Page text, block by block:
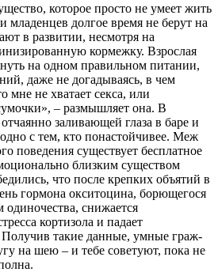
которое просто не умеет жить
младенцев долгое время не берут на
в развитии, несмотря на
кормежку. Взрослая
на одном правильном питании,
даже не догадываясь, в чем
мне не хватает секса, или
– размышляет она. В
заливающей глаза в баре и
с тем, кто понастойчивее. Меж
поведения существует бесплатное
близким существом
что после крепких объятий в
гормона окситоцина, борющегося
одиночества, снижается
кортизола и падает
Получив такие данные, умные граж­
на шею – и тебе советуют, пока не